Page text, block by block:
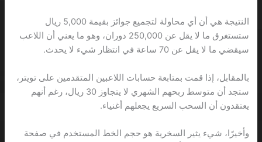
النتيجة هي أن أي محاولة لتجميع جوائز بقيمة 5,000 ريال
ستستغرق ما لا يقل عن 250,000 دوران، وهو ما يعني أن اللاعب
سيقضي ما لا يقل عن 70 ساعة في انتظار شيء لا يحدث.
بالمقابل، إذا قمت بمتابعة حسابات اللاعبين المتقدمين على تويتر،
ستجد أن متوسط ربحهم الشهري لا يتجاوز 30 ريال، رغم أنهم
يعتقدون أن السحب السريع يجعلهم أغنياء.
وأخيرًا، شيء يثير السخرية هو حجم الخط المستخدم في صفحة